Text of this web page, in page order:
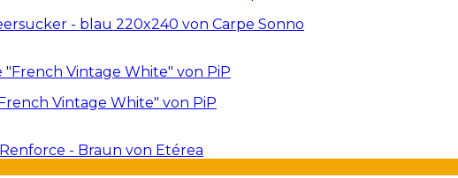
- blau 220x240 von Carpe Sonno
Vintage White" von PiP